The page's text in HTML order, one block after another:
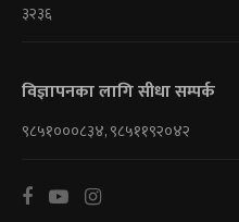
३२३६
विज्ञापनका लागि सीधा सम्पर्क
९८५१०००८३४, ९८५११९२०४२